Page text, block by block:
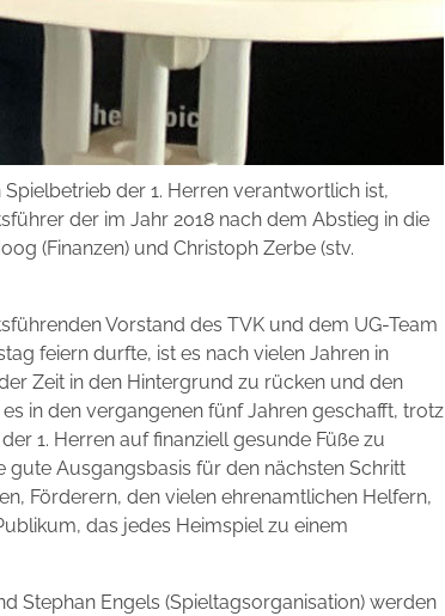
der 1. Herren verantwortlich ist,
der im Jahr 2018 nach dem Abstieg in die
(Finanzen) und Christoph Zerbe (stv.
Vorstand des TVK und dem UG-Team
feiern durfte, ist es nach vielen Jahren in
Zeit in den Hintergrund zu rücken und den
in den vergangenen fünf Jahren geschafft, trotz
1. Herren auf finanziell gesunde Füße zu
gute Ausgangsbasis für den nächsten Schritt
Förderern, den vielen ehrenamtlichen Helfern,
das jedes Heimspiel zu einem
Stephan Engels (Spieltagsorganisation) werden